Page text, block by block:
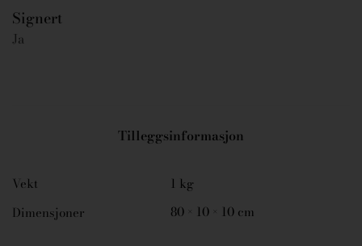
Signert
Ja
Tilleggsinformasjon
Vekt
1 kg
Dimensjoner
80 × 10 × 10 cm